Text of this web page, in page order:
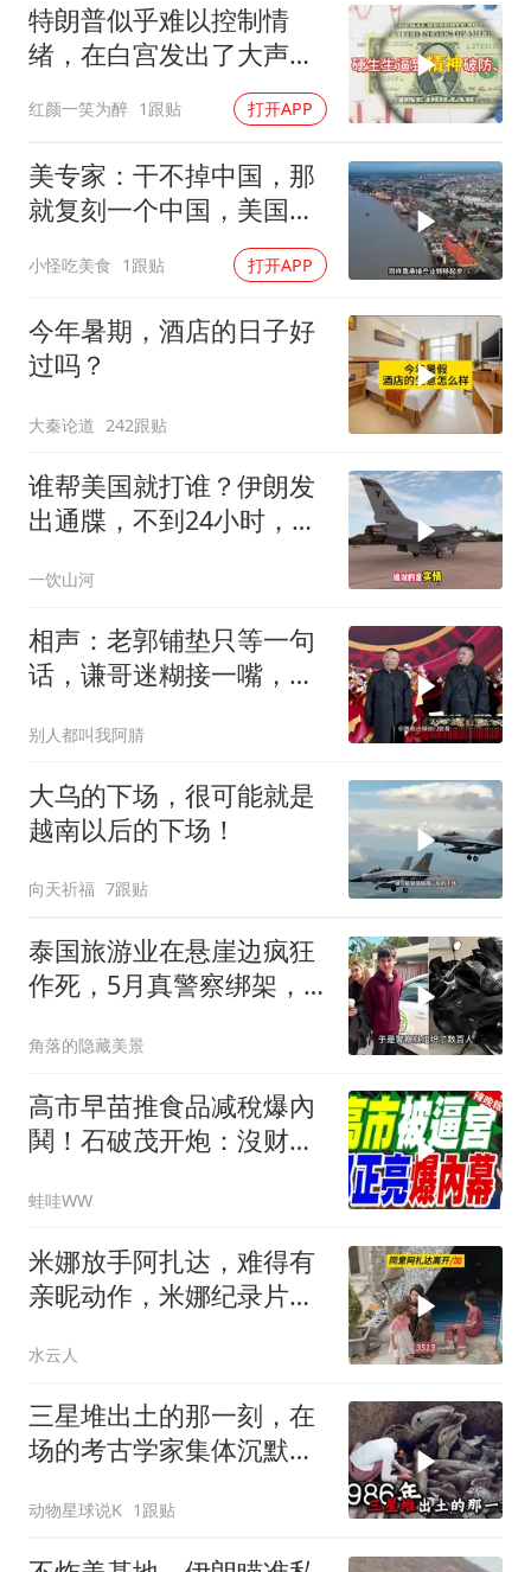
特朗普似乎难以控制情
绪，在白宫发出了大声咒
红颜一笑为醉 1跟贴 打开APP
美专家：干不掉中国，那
就复刻一个中国，美国看
小怪吃美食 1跟贴 打开APP
今年暑期，酒店的日子好
过吗？
大秦论道 242跟贴
谁帮美国就打谁？伊朗发
出通牒，不到24小时，特
一饮山河
相声：老郭铺垫只等一句
话，谦哥迷糊接一嘴，包
别人都叫我阿腈
大乌的下场，很可能就是
越南以后的下场！
向天祈福 7跟贴
泰国旅游业在悬崖边疯狂
作死，5月真警察绑架，7
角落的隐藏美景
高市早苗推食品减稅爆內
鬨！石破茂开炮：沒财源
民.孙大千｜辣晚报
20260804
蛙哇WW
米娜放手阿扎达，难得有
亲昵动作，米娜纪录片
水云人
三星堆出土的那一刻，在
场的考古学家集体沉默
动物星球说K 1跟贴